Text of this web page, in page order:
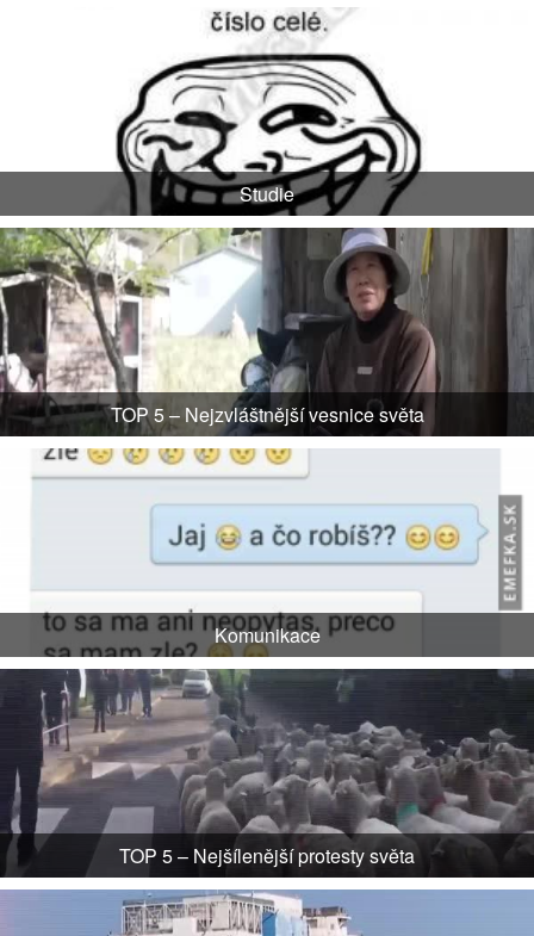
Studie
TOP 5 – Nejzvláštnější vesnice světa
Komunikace
TOP 5 – Nejšílenější protesty světa